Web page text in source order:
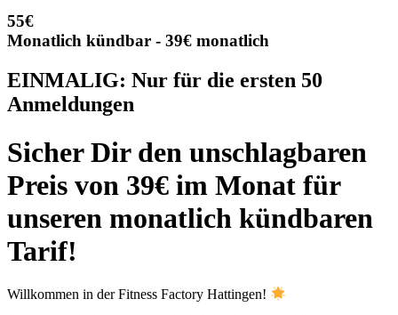
55€
Monatlich kündbar - 39€ monatlich
EINMALIG: Nur für die ersten 50
Anmeldungen​
Sicher Dir den unschlagbaren
Preis von 39€ im Monat für
unseren monatlich kündbaren
Tarif!
Willkommen in der Fitness Factory Hattingen!